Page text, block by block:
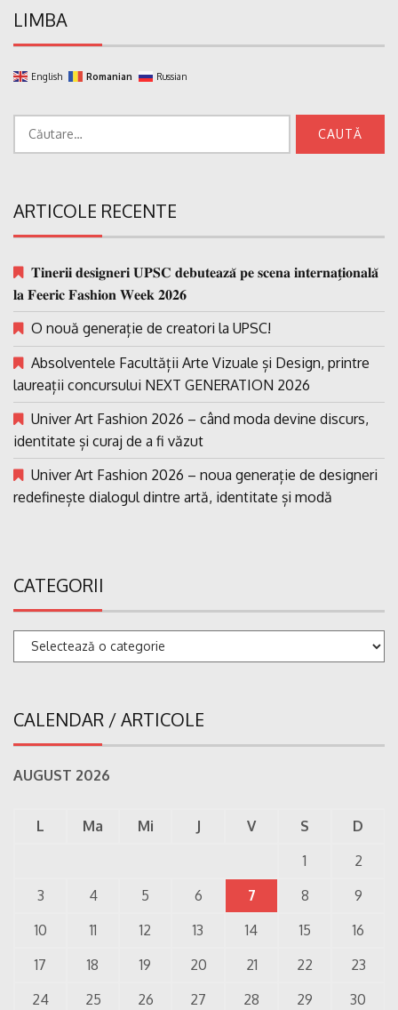
LIMBA
English Romanian Russian
ARTICOLE RECENTE
𝐓𝐢𝐧𝐞𝐫𝐢𝐢 𝐝𝐞𝐬𝐢𝐠𝐧𝐞𝐫𝐢 𝐔𝐏𝐒𝐂 𝐝𝐞𝐛𝐮𝐭𝐞𝐚𝐳𝐚̆ 𝐩𝐞 𝐬𝐜𝐞𝐧𝐚 𝐢𝐧𝐭𝐞𝐫𝐧𝐚𝐭̗𝐢𝐨𝐧𝐚𝐥𝐚̆
𝐥𝐚 𝐅𝐞𝐞𝐫𝐢𝐜 𝐅𝐚𝐬𝐡𝐢𝐨𝐧 𝐖𝐞𝐞𝐤 𝟐𝟎𝟐𝟔
O nouă generație de creatori la UPSC!
Absolventele Facultății Arte Vizuale și Design, printre
laureații concursului NEXT GENERATION 2026
Univer Art Fashion 2026 – când moda devine discurs,
identitate și curaj de a fi văzut
Univer Art Fashion 2026 – noua generație de designeri
redefinește dialogul dintre artă, identitate și modă
CATEGORII
Categorii
CALENDAR / ARTICOLE
AUGUST 2026
L Ma Mi J V S
D
1
2
3
4 5 6 7 8
9
10
11 12 13 14 15
16
17
18 19 20 21 22
23
24
25 26 27 28 29
30